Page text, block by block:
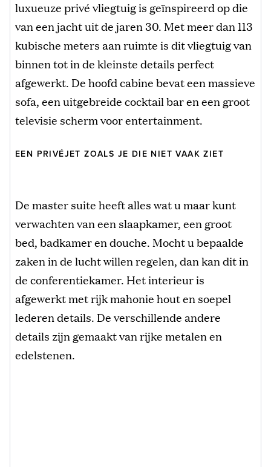
luxueuze privé vliegtuig is geïnspireerd op die
van een jacht uit de jaren 30. Met meer dan 113
kubische meters aan ruimte is dit vliegtuig van
binnen tot in de kleinste details perfect
afgewerkt. De hoofd cabine bevat een massieve
sofa, een uitgebreide cocktail bar en een groot
televisie scherm voor entertainment.
EEN PRIVÉJET ZOALS JE DIE NIET VAAK ZIET
De master suite heeft alles wat u maar kunt
verwachten van een slaapkamer, een groot
bed, badkamer en douche. Mocht u bepaalde
zaken in de lucht willen regelen, dan kan dit in
de conferentiekamer. Het interieur is
afgewerkt met rijk mahonie hout en soepel
lederen details. De verschillende andere
details zijn gemaakt van rijke metalen en
edelstenen.